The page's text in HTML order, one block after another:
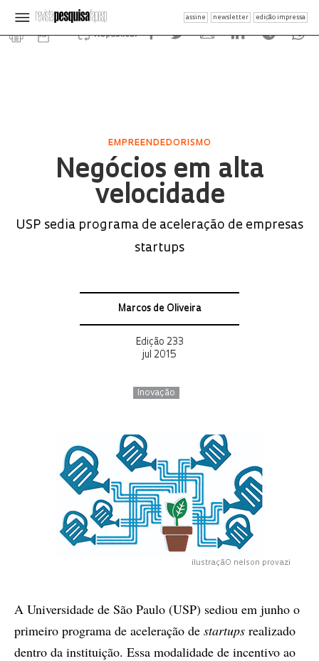
assine newsletter edição impressa
Republicar
EMPREENDEDORISMO
Negócios em alta
velocidade
USP sedia programa de aceleração de empresas
startups
Marcos de Oliveira
Edição 233
jul 2015
Inovação
ilustraçãO nelson provazi
A Universidade de São Paulo (USP) sediou em junho o
primeiro programa de aceleração de startups realizado
dentro da instituição. Essa modalidade de incentivo ao